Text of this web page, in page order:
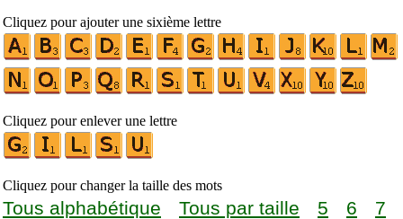
Cliquez pour ajouter une sixième lettre
Cliquez pour enlever une lettre
Cliquez pour changer la taille des mots
Tous alphabétique Tous par taille 5 6
7